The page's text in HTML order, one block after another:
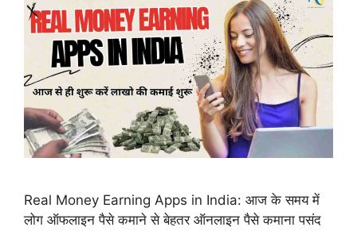
Real Money Earning Apps in India: आज के समय में
लोग ऑफलाइन पैसे कमाने से बेहतर ऑनलाइन पैसे कमाना पसंद